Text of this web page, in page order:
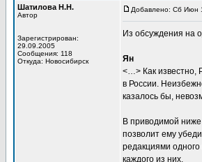
Шатилова Н.Н.
Автор
Зарегистрирован:
29.09.2005
Сообщения: 118
Откуда: Новосибирск
Добавлено: Сб Июн
Из обсуждения на
Ян
<…> Как известно,
в России.
казалось бы,
В приводимой
позволит ему
редакциями
каждого из них.